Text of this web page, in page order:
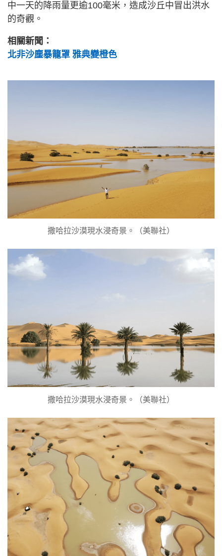
中一天的降雨量更逾100毫米，造成沙丘中冒出洪水
的奇觀。
相關新聞：
北非沙塵暴籠罩 雅典變橙色
撒哈拉沙漠現水浸奇景。（美聯社）
撒哈拉沙漠現水浸奇景。（美聯社）